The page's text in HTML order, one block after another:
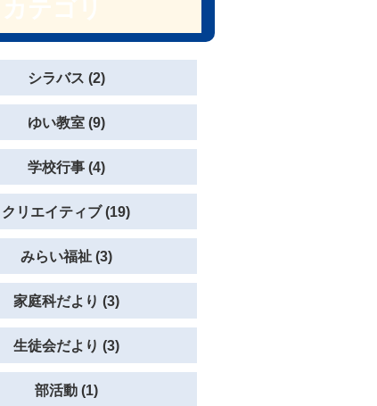
シラバス (2)
ゆい教室 (9)
学校行事 (4)
クリエイティブ (19)
みらい福祉 (3)
家庭科だより (3)
生徒会だより (3)
部活動 (1)